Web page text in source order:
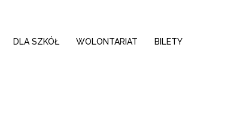
DLA SZKÓŁ WOLONTARIAT BILETY